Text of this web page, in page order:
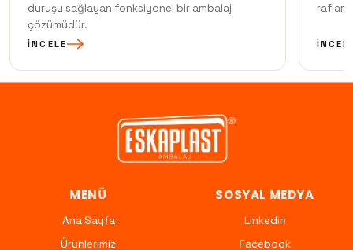
duruşu sağlayan fonksiyonel bir ambalaj
çözümüdür.
İNCELE
MENÜ
Ana Sayfa
Ürünlerimiz
SOSYAL MEDYA
Linkedin
Facebook